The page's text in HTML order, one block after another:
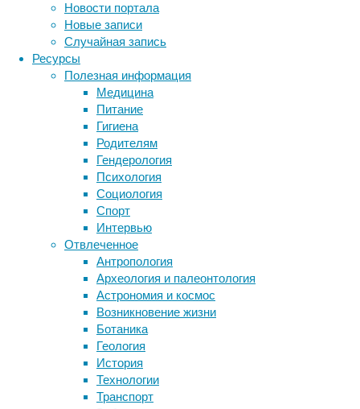
Новости портала
Новые записи
Случайная запись
Ресурсы
Полезная информация
Медицина
Питание
Гигиена
Родителям
Гендерология
Психология
Социология
Спорт
Интервью
Отвлеченное
Антропология
Археология и палеонтология
Астрономия и космос
Возникновение жизни
Ботаника
Геология
История
Технологии
Транспорт
Проблема
возникает,
когда
тревога
становится
такой
сильной,
что
вынуждает
бояться
самого
этого
состояния.
Вслед
за
беспокойными
мыслями
появляются
физические
симптомы
стресса
меняется
поведение.
Метки
ДНК бактерии биология
биотехнология
генетика дети
здоровье знания
инструменты и методы инфекции
исследования
лекарства медицина
мозг наука
нейробиология